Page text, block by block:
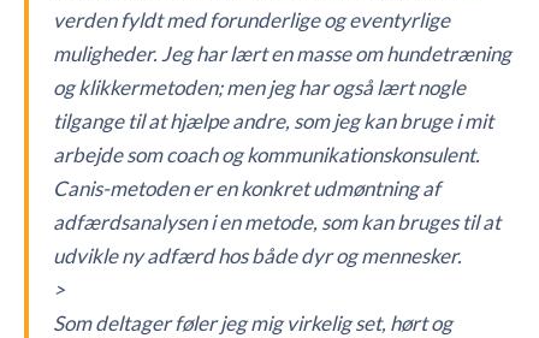
verden fyldt med forunderlige og eventyrlige
muligheder. Jeg har lært en masse om hundetræning
og klikkermetoden; men jeg har også lært nogle
tilgange til at hjælpe andre, som jeg kan bruge i mit
arbejde som coach og kommunikationskonsulent.
Canis-metoden er en konkret udmøntning af
adfærdsanalysen i en metode, som kan bruges til at
udvikle ny adfærd hos både dyr og mennesker.
>
Som deltager føler jeg mig virkelig set, hørt og